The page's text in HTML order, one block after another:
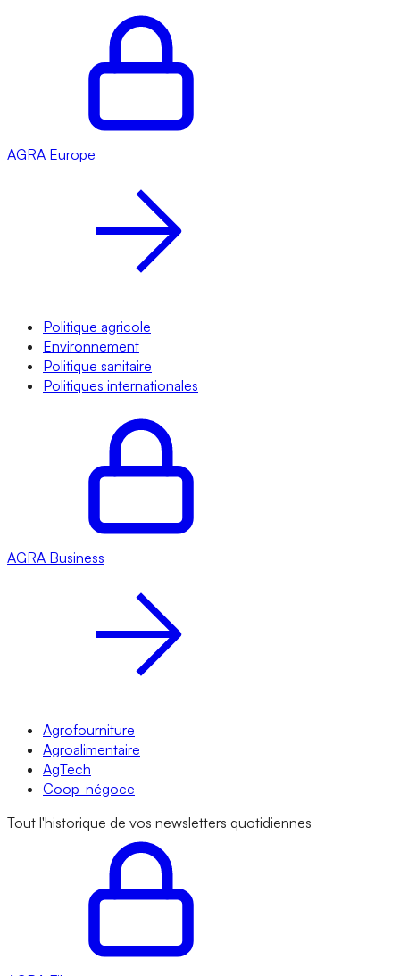
AGRA Europe
Politique agricole
Environnement
Politique sanitaire
Politiques internationales
AGRA Business
Agrofourniture
Agroalimentaire
AgTech
Coop-négoce
Tout l'historique de vos newsletters quotidiennes